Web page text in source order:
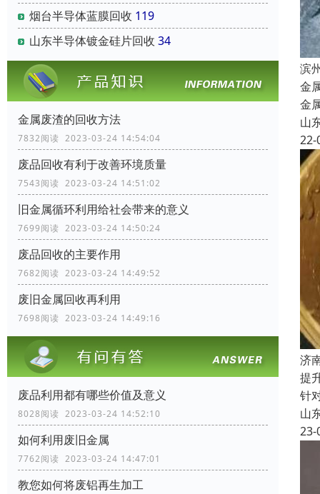
烟台半导体蓝膜回收 119
山东半导体镀金硅片回收 34
金属废渣的回收方法
7832阅读 2023-03-24 14:54:04
废品回收有利于改善环境质量
7543阅读 2023-03-24 14:51:02
旧金属循环利用给社会带来的意义
7699阅读 2023-03-24 14:50:24
废品回收的主要作用
7682阅读 2023-03-24 14:49:52
废旧金属回收再利用
7698阅读 2023-03-24 14:49:16
废品利用都有哪些价值及意义
8028阅读 2023-03-24 14:52:10
如何利用废旧金属
7762阅读 2023-03-24 14:47:01
教您如何将废铝再生加工
滨
金
金
山
22-
济
提
针
山
23-